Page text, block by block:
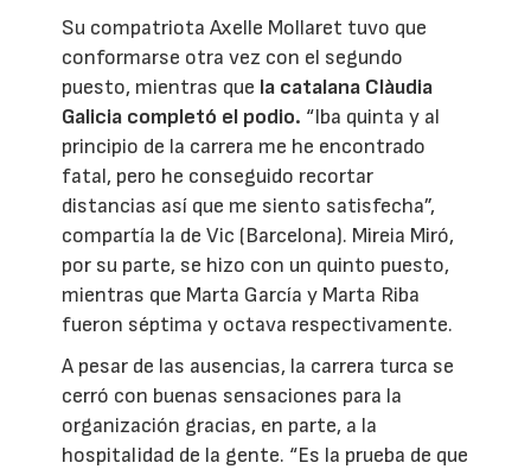
Su compatriota Axelle Mollaret tuvo que
conformarse otra vez con el segundo
puesto, mientras que la catalana Clàudia
Galicia completó el podio. “Iba quinta y al
principio de la carrera me he encontrado
fatal, pero he conseguido recortar
distancias así que me siento satisfecha”,
compartía la de Vic (Barcelona). Mireia Miró,
por su parte, se hizo con un quinto puesto,
mientras que Marta García y Marta Riba
fueron séptima y octava respectivamente.
A pesar de las ausencias, la carrera turca se
cerró con buenas sensaciones para la
organización gracias, en parte, a la
hospitalidad de la gente. “Es la prueba de que